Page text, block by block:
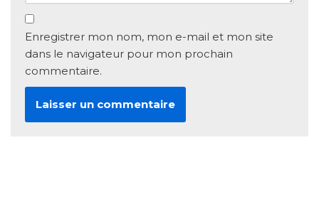
Enregistrer mon nom, mon e-mail et mon site
dans le navigateur pour mon prochain
commentaire.